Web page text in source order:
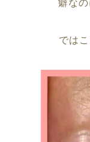
癖な
では